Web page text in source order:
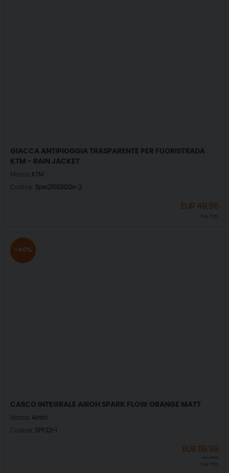
GIACCA ANTIPIOGGIA TRASPARENTE PER FUORISTRADA
KTM - RAIN JACKET
Marca: KTM
Codice: 3pw21003120x-2
EUR 49,95
IVA incl.
-40%
CASCO INTEGRALE AIROH SPARK FLOW ORANGE MATT
Marca: Airoh
Codice: SPF32-1
EUR 119,99
IVA incl.